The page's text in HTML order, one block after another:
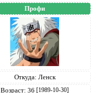
Профи
Откуда: Ленск
Возраст: 36 [1989-10-30]